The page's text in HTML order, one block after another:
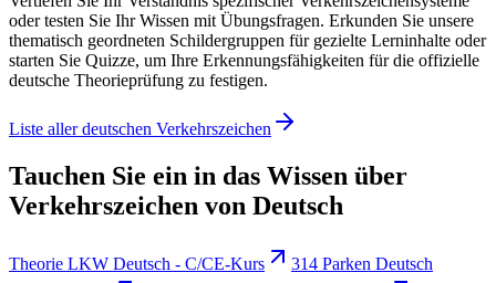
oder testen Sie Ihr Wissen mit Übungsfragen. Erkunden Sie unsere
thematisch geordneten Schildergruppen für gezielte Lerninhalte oder
starten Sie Quizze, um Ihre Erkennungsfähigkeiten für die offizielle
deutsche Theorieprüfung zu festigen.
Liste aller deutschen Verkehrszeichen
Tauchen Sie ein in das Wissen über
Verkehrszeichen von Deutsch
Theorie LKW Deutsch - C/CE-Kurs
314 Parken Deutsch